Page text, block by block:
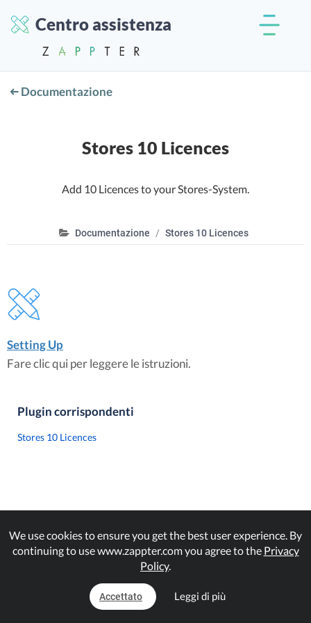
Centro assistenza
Documentazione
Stores 10 Licences
Add 10 Licences to your Stores-System.
Documentazione Stores 10 Licences
Setting Up
Fare clic qui per leggere le istruzioni.
Plugin corrispondenti
Stores 10 Licences
We use cookies to ensure you get the best user experience. By
continuing to use www.zappter.com you agree to the Privacy
Policy.
Accettato Leggi di più